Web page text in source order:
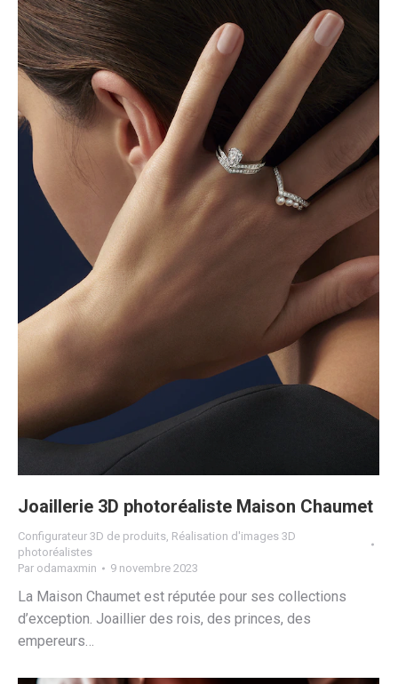
Joaillerie 3D photoréaliste Maison Chaumet
Configurateur 3D de produits Réalisation d'images 3D
photoréalistes
Par odamaxmin 9 novembre 2023
La Maison Chaumet est réputée pour ses collections
d’exception. Joaillier des rois, des princes, des
empereurs…